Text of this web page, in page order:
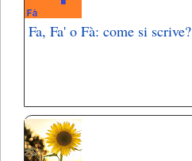
Fa, Fa' o Fà: come si scrive?